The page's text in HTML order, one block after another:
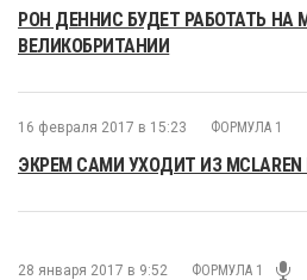
РОН ДЕННИС БУДЕТ РАБОТАТЬ
ВЕЛИКОБРИТАНИИ
16 февраля 2017 в 15:23 ФОРМУЛА 1
ЭКРЕМ САМИ УХОДИТ ИЗ
28 января 2017 в 9:52 ФОРМУЛА 1